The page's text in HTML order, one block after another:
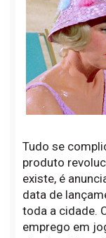
Tudo se
produto
existe, é
data de
toda a cidade.
emprego em